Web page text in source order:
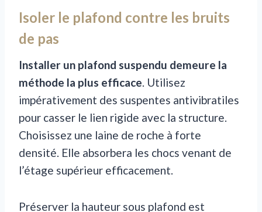
Isoler le plafond contre les bruits
de pas
Installer un plafond suspendu demeure la
méthode la plus efficace . Utilisez
impérativement des suspentes antivibratiles
pour casser le lien rigide avec la structure.
Choisissez une laine de roche à forte
densité. Elle absorbera les chocs venant de
l’étage supérieur efficacement.
Préserver la hauteur sous plafond est